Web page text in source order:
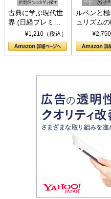
古典に学ぶ現代世
界 (日経プレミア
シリーズ)¥1,210（税込）
ルペンと
ュリズムの
〈ヤヌス
の顔
¥2,750